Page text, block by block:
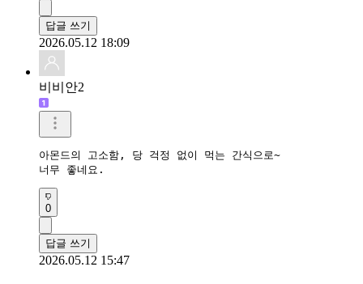
답글 쓰기
2026.05.12 18:09
비비안2
아몬드의 고소함, 당 걱정 없이 먹는 간식으로~
너무 좋네요.
0
답글 쓰기
2026.05.12 15:47